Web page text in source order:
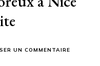
UN COMMENTAIRE